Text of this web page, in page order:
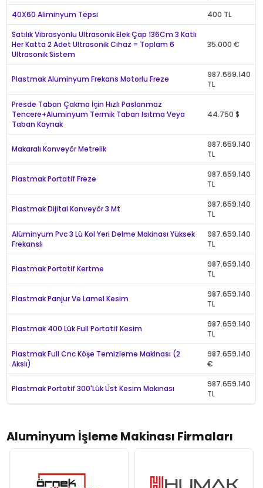
40X60 Aliminyum Tepsi
400 TL
Satılık Vibrasyonlu Ultrasonik Elek Çap 136Cm 3 Katlı
Her Katta 2 Adet Ultrasonik Cihaz = Toplam 6
Ultrasonik Sistem
35.000 €
Plastmak Aluminyum Frekans Motorlu Freze
987.659.140
TL
Presde Taban Çakma İçin Hızlı Paslanmaz
Tencere+Aluminyum Termik Taban Isıtma Veya
Taban Kaynak
44.750 $
Makaralı Konveyör Metrelik
987.659.140
TL
Plastmak Portatif Freze
987.659.140
TL
Plastmak Dijital Konveyör 3 Mt
987.659.140
TL
Alüminyum Pvc 3 Lü Kol Yeri Delme Makinası Yüksek
Frekanslı
987.659.140
TL
Plastmak Portatif Kertme
987.659.140
TL
Plastmak Panjur Ve Lamel Kesim
987.659.140
TL
Plastmak 400 Lük Full Portatif Kesim
987.659.140
TL
Plastmak Full Cnc Köşe Temizleme Makinası (2
Akslı)
987.659.140
€
Plastmak Portatif 300'Lük Üst Kesim Makınası
987.659.140
TL
Aluminyum İşleme Makinası Firmaları